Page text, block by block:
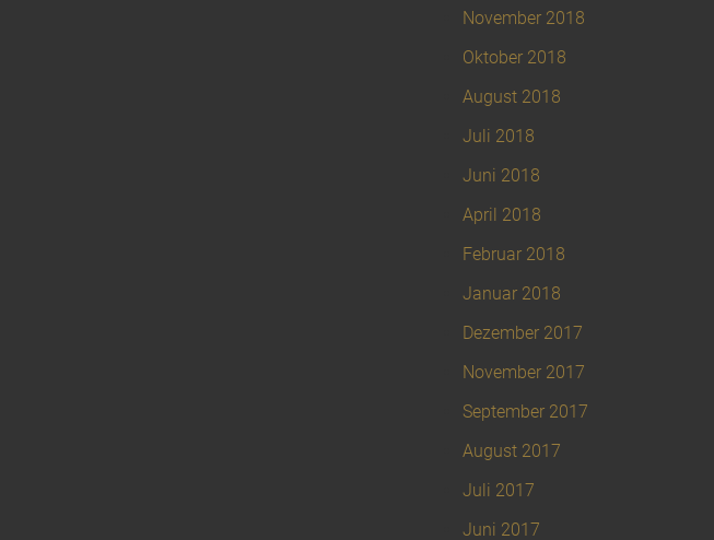
November 2018
Oktober 2018
August 2018
Juli 2018
Juni 2018
April 2018
Februar 2018
Januar 2018
Dezember 2017
November 2017
September 2017
August 2017
Juli 2017
Juni 2017